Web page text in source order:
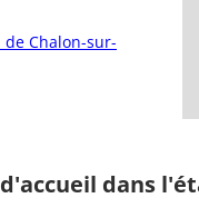
de Chalon-sur-
dans